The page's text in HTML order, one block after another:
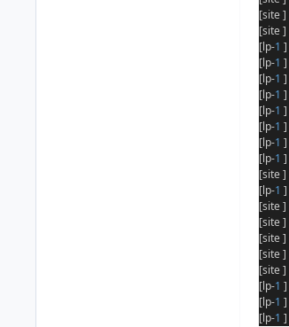
[site ]
[site ]
[lp-1 ]
[lp-1 ]
[lp-1 ]
[lp-1 ]
[lp-1 ]
[lp-1 ]
[lp-1 ]
[lp-1 ]
[site ]
[lp-1 ]
[site ]
[site ]
[site ]
[site ]
[site ]
[lp-1 ]
[lp-1 ]
[lp-1 ]